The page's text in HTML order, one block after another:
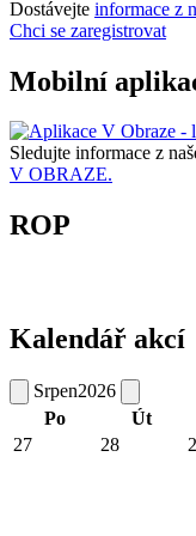
Dostávejte informace z
Chci se zaregistrovat
Mobilní
Sledujte informace z
V OBRAZE.
ROP
Kalendář akcí
Srpen2026
Po
Út
27
28